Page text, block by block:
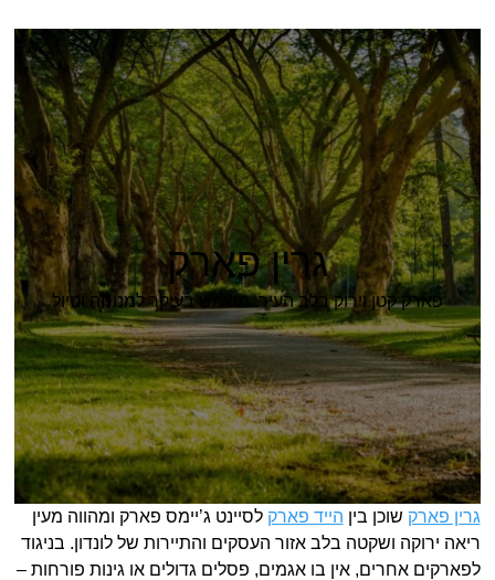
גרין פארק
פארק קטן וירוק בלב העיר. משמש בעיקר למנוחה וטיול
גרין פארק שוכן בין הייד פארק לסיינט ג’יימס פארק ומהווה מעין
ריאה ירוקה ושקטה בלב אזור העסקים והתיירות של לונדון. בניגוד
לפארקים אחרים, אין בו אגמים, פסלים גדולים או גינות פורחות –